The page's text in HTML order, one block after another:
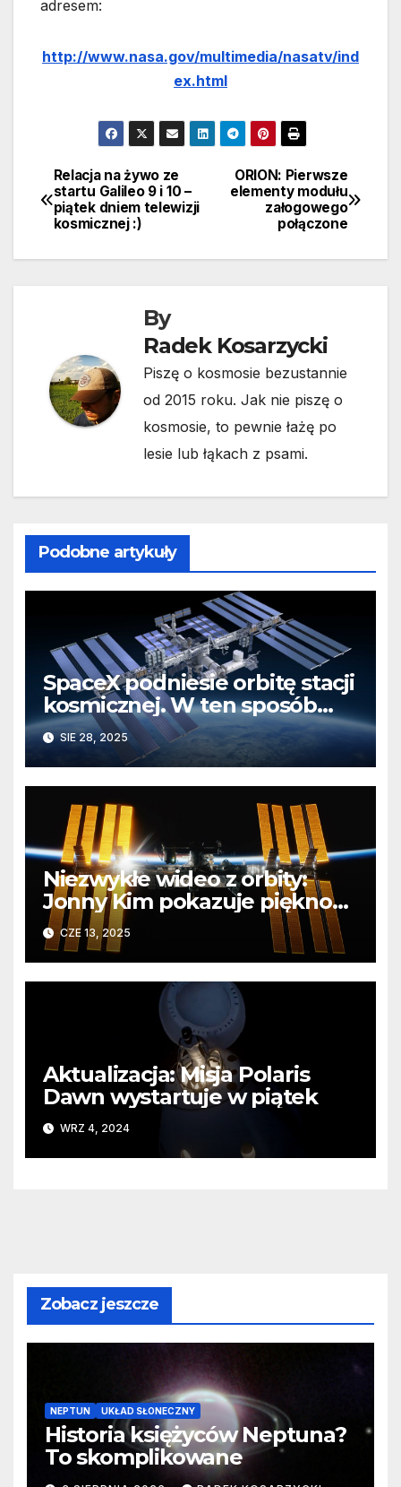
adresem:
http://www.nasa.gov/multimedia/nasatv/ind
ex.html
Nawigacja
wpisu
ORION: Pierwsze
elementy modułu
załogowego
połączone
Relacja na żywo ze
startu Galileo 9 i 10 –
piątek dniem telewizji
kosmicznej :)
By
Radek Kosarzycki
Piszę o kosmosie bezustannie
od 2015 roku. Jak nie piszę o
kosmosie, to pewnie łażę po
lesie lub łąkach z psami.
Podobne artykuły
SpaceX podniesie orbitę stacji
kosmicznej. W ten sposób
przetestuje system, który
zakończy projekt ISS
SIE 28, 2025
Niezwykłe wideo z orbity:
Jonny Kim pokazuje piękno
Ziemi z pokładu ISS
CZE 13, 2025
Aktualizacja: Misja Polaris
Dawn wystartuje w piątek
WRZ 4, 2024
Zobacz jeszcze
NEPTUN UKŁAD SŁONECZNY
Historia księżyców Neptuna?
To skomplikowane